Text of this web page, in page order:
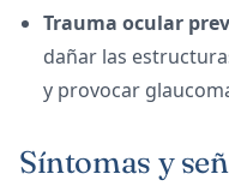
Trauma ocular
dañar las
y provocar
Síntomas y